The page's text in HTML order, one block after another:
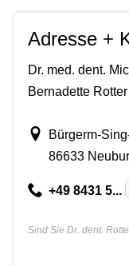
Adresse +
Dr. med. dent.
Bernadette
Bürgerm-
86633
+49 8431 5...
Sind Sie Dr. dent.